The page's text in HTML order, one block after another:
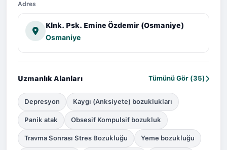
Adres
Klnk. Psk. Emine Özdemir (Osmaniye)
Osmaniye
Uzmanlık Alanları Tümünü Gör (35)
Depresyon Kaygı (Anksiyete) bozuklukları
Panik atak Obsesif Kompulsif bozukluk
Travma Sonrası Stres Bozukluğu Yeme bozukluğu